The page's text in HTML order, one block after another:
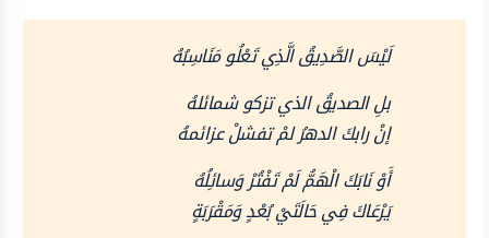
لَيْسَ الصَّدِيقُ الَّذِي تَعْلُو مَنَاسِبُهُ
بلِ الصديقُ الذي تزكو شمائلهُ
إنْ رابكَ الدهرُ لمْ تفشلْ عزائمهُ
أَوْ نَابَكَ الْهَمُّ لَمْ تَفْتُرْ وَسائِلُهُ
يَرْعَاكَ فِي حَالَتَيْ بُعْدٍ وَمَقْرَبَةٍ